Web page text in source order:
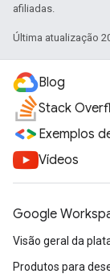
afiliadas.
Última atualização
Blog
Stack
Exemplos
Vídeos
Google
Visão geral da
Produtos para